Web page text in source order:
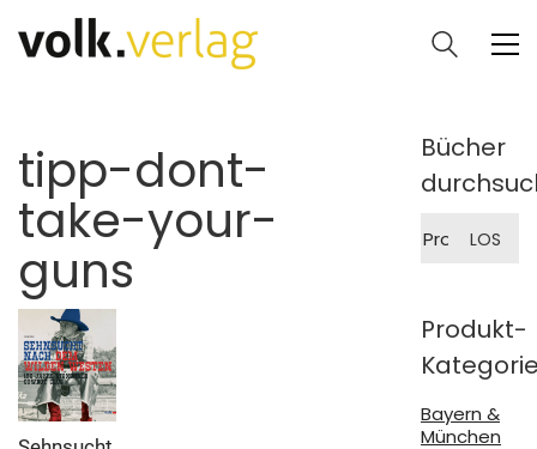
tipp-dont-
take-your-
guns
Bücher
nach:
LOS
Produkt-
Bayern &
München